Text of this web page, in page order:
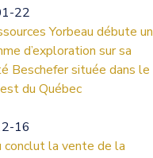
22
Yorbeau débute un
d’exploration sur sa
Beschefer située dans le
du Québec
16
conclut la vente de la